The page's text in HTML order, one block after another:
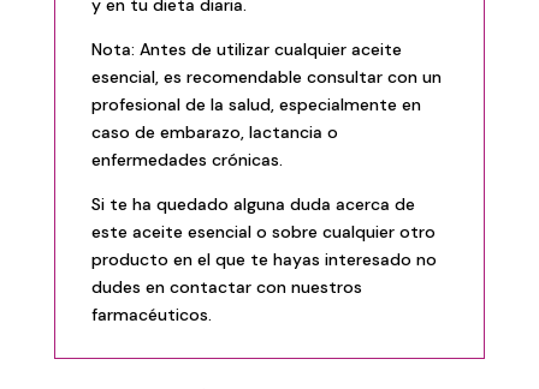
y en tu dieta diaria.
Nota: Antes de utilizar cualquier aceite
esencial, es recomendable consultar con un
profesional de la salud, especialmente en
caso de embarazo, lactancia o
enfermedades crónicas.
Si te ha quedado alguna duda acerca de
este aceite esencial o sobre cualquier otro
producto en el que te hayas interesado no
dudes en contactarcon nuestros
farmacéuticos.